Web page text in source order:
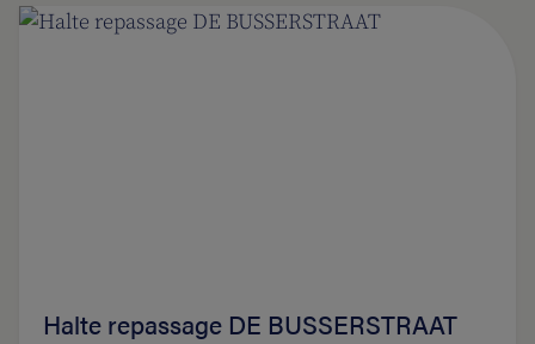
Halte repassage DE BUSSERSTRAAT